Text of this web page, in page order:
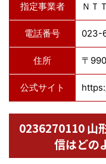
指定事業者 ＮＴ
電話番号 023-
住所 〒
公式サイト
0236270110 山
信はどの